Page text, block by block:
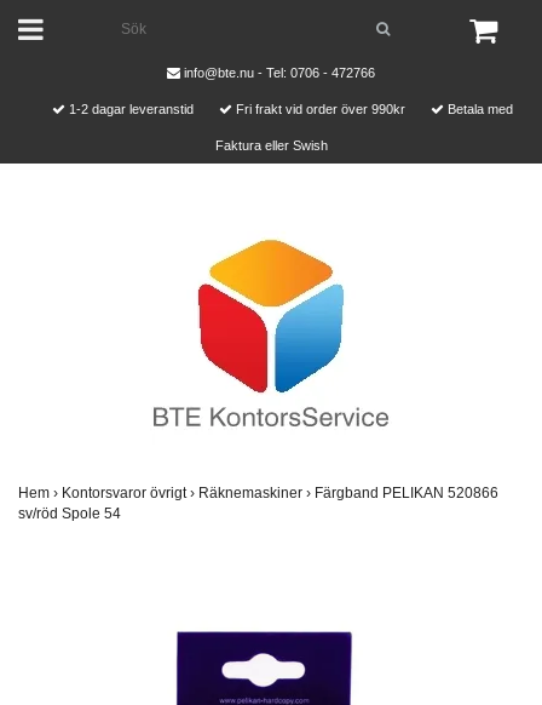
info@bte.nu - Tel: 0706 - 472766
1-2 dagar leveranstid Fri frakt vid order över 990kr Betala med
Faktura eller Swish
Hem › Kontorsvaror övrigt› Räknemaskiner › Färgband PELIKAN 520866
sv/röd Spole 54